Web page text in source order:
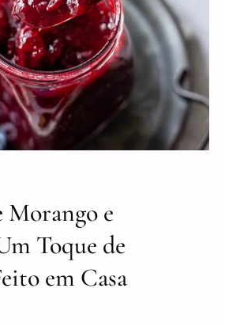
Morango e
Toque de
em Casa